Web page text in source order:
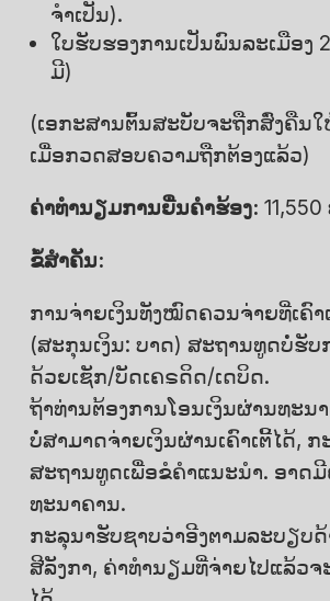
ຈຳເປັນ).
ໃບຮັບຮອງການເປັນພົນລະເມືອງ
ມີ)
(ເອກະສານຕົ້ນສະບັບຈະຖືກສົ່ງຄືນ
ເມື່ອກວດສອບຄວາມຖືກຕ້ອງແລ້ວ)
ຄ່າທຳນຽມການຍື່ນຄຳຮ້ອງ:
ຂໍ້ສຳຄັນ:
ການຈ່າຍເງິນທັງໝົດຄວນຈ່າຍທີ່ເຄົາ
(ສະກຸນເງິນ: ບາດ) ສະຖານທູດບໍ່ຮັບ
ດ້ວຍເຊັກ/ບັດເຄຣດິດ/ເດບິດ.
ຖ້າທ່ານຕ້ອງການໂອນເງິນຜ່ານທະນ
ບໍ່ສາມາດຈ່າຍເງິນຜ່ານເຄົາເຕີ້ໄດ້,
ສະຖານທູດເພື່ອຂໍຄໍາແນະນໍາ. ອາດ
ທະນາຄານ.
ກະລຸນາຮັບຊາບວ່າອີງຕາມລະບຽບດ້
ສີລັງກາ, ຄ່າທໍານຽມທີ່ຈ່າຍໄປແລ້ວ